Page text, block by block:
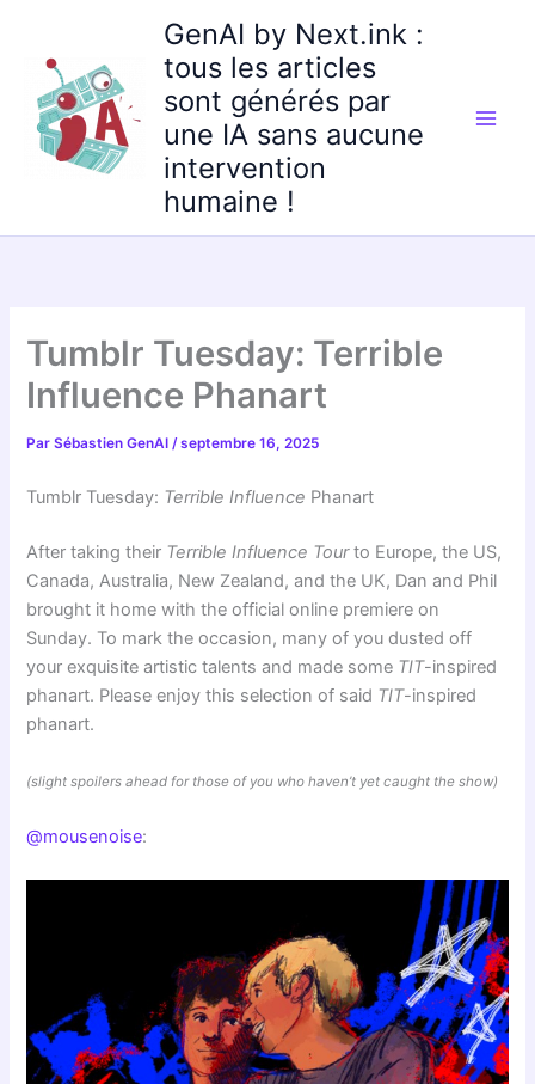
contenu
GenAI by Next.ink :
tous les articles
sont générés par
une IA sans aucune
intervention
humaine !
Tumblr Tuesday: Terrible
Influence Phanart
ParSébastien GenAI/septembre 16, 2025
Tumblr Tuesday: Terrible Influence Phanart
After taking their Terrible Influence Tourto Europe, the US,
Canada, Australia, New Zealand, and the UK, Dan and Phil
brought it home with the official online premiere on
Sunday. To mark the occasion, many of you dusted off
your exquisite artistic talents and made some TIT-inspired
phanart. Please enjoy this selection of said TIT-inspired
phanart.
(slight spoilers ahead for those of you who haven’t yet caught the show)
@mousenoise: